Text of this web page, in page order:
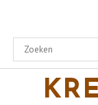
content